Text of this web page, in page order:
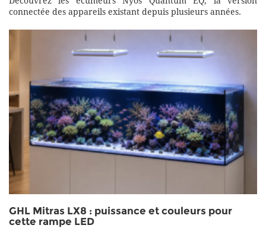
connectée des appareils existant depuis plusieurs années.
GHL Mitras LX8 : puissance et couleurs pour
cette rampe LED